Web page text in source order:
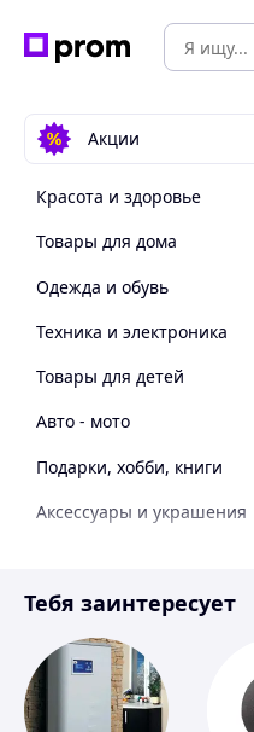
Акции
Красота и здоровье
Товары для дома
Одежда и обувь
Техника и электроника
Товары для детей
Авто - мото
Подарки, хобби, книги
Аксессуары и украшения
Спорт и отдых
Тебя заинтересует